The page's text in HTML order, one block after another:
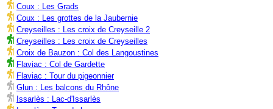
Coux : Les Grads
Coux : Les grottes de la Jaubernie
Creyseilles : Les croix de Creyseille 2
Creyseilles : Les croix de Creyseilles
Croix de Bauzon : Col des Langoustines
Flaviac : Col de Gardette
Flaviac : Tour du pigeonnier
Glun : Les balcons du Rhône
Issarlès : Lac-d'Issarlès